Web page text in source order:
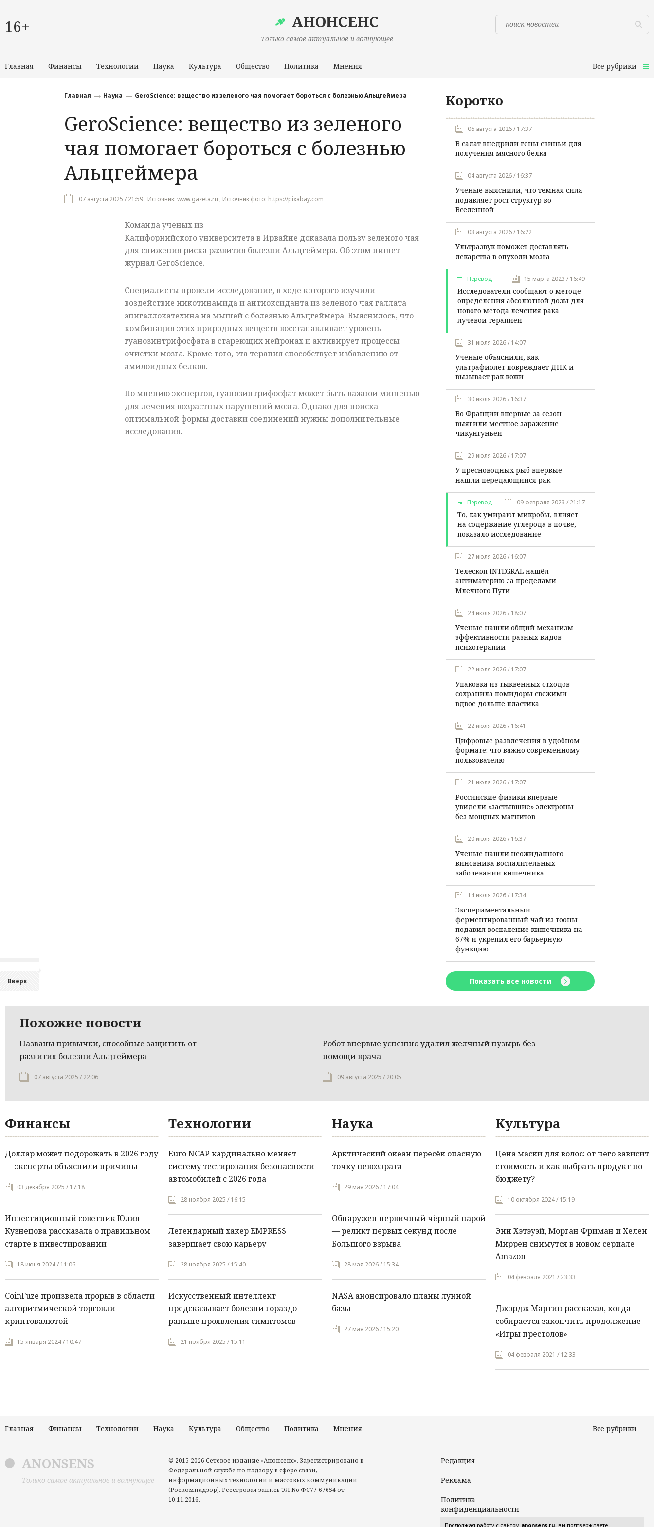
16+ АНОНСЕНС
Только самое актуальное и волнующее
Главная Финансы Технологии Наука Культура Общество Политика Мнения Все рубрики
Происшествия
Вверх
Главная Наука GeroScience: вещество из зеленого чая помогает бороться с болезнью Альцгеймера
GeroScience: вещество из зеленого
чая помогает бороться с болезнью
Альцгеймера
07 августа 2025 / 21:59 , Источник: www.gazeta.ru , Источник фото: https://pixabay.com
Команда ученых из
Калифорнийского университета в Ирвайне доказала пользу зеленого чая
для снижения риска развития болезни Альцгеймера. Об этом пишет
журнал GeroScience.
Специалисты провели исследование, в ходе которого изучили
воздействие никотинамида и антиоксиданта из зеленого чая галлата
эпигаллокатехина на мышей с болезнью Альцгеймера. Выяснилось, что
комбинация этих природных веществ восстанавливает уровень
гуанозинтрифосфата в стареющих нейронах и активирует процессы
очистки мозга. Кроме того, эта терапия способствует избавлению от
амилоидных белков.
По мнению экспертов, гуанозинтрифосфат может быть важной мишенью
для лечения возрастных нарушений мозга. Однако для поиска
оптимальной формы доставки соединений нужны дополнительные
исследования.
Коротко
06 августа 2026 / 17:37
В салат внедрили гены свиньи для
получения мясного белка
04 августа 2026 / 16:37
Ученые выяснили, что темная сила
подавляет рост структур во
Вселенной
03 августа 2026 / 16:22
Ультразвук поможет доставлять
лекарства в опухоли мозга
Перевод 15 марта 2023 / 16:49
Исследователи сообщают о методе
определения абсолютной дозы для
нового метода лечения рака
лучевой терапией
31 июля 2026 / 14:07
Ученые объяснили, как
ультрафиолет повреждает ДНК и
вызывает рак кожи
30 июля 2026 / 16:37
Во Франции впервые за сезон
выявили местное заражение
чикунгуньей
29 июля 2026 / 17:07
У пресноводных рыб впервые
нашли передающийся рак
Перевод 09 февраля 2023 / 21:17
То, как умирают микробы, влияет
на содержание углерода в почве,
показало исследование
27 июля 2026 / 16:07
Телескоп INTEGRAL нашёл
антиматерию за пределами
Млечного Пути
24 июля 2026 / 18:07
Ученые нашли общий механизм
эффективности разных видов
психотерапии
22 июля 2026 / 17:07
Упаковка из тыквенных отходов
сохранила помидоры свежими
вдвое дольше пластика
22 июля 2026 / 16:41
Цифровые развлечения в удобном
формате: что важно современному
пользователю
21 июля 2026 / 17:07
Российские физики впервые
увидели «застывшие» электроны
без мощных магнитов
20 июля 2026 / 16:37
Ученые нашли неожиданного
виновника воспалительных
заболеваний кишечника
14 июля 2026 / 17:34
Экспериментальный
ферментированный чай из тооны
подавил воспаление кишечника на
67% и укрепил его барьерную
функцию
Показать все новости
Похожие новости
Названы привычки, способные защитить от
развития болезни Альцгеймера
07 августа 2025 / 22:06
Робот впервые успешно удалил желчный пузырь без
помощи врача
09 августа 2025 / 20:05
Финансы
Доллар может подорожать в 2026 году
— эксперты объяснили причины
03 декабря 2025 / 17:18
Инвестиционный советник Юлия
Кузнецова рассказала о правильном
старте в инвестировании
18 июня 2024 / 11:06
CoinFuze произвела прорыв в области
алгоритмической торговли
криптовалютой
15 января 2024 / 10:47
Технологии
Euro NCAP кардинально меняет
систему тестирования безопасности
автомобилей с 2026 года
28 ноября 2025 / 16:15
Легендарный хакер EMPRESS
завершает свою карьеру
28 ноября 2025 / 15:40
Искусственный интеллект
предсказывает болезни гораздо
раньше проявления симптомов
21 ноября 2025 / 15:11
Наука
Арктический океан пересёк опасную
точку невозврата
29 мая 2026 / 17:04
Обнаружен первичный чёрный нарой
— реликт первых секунд после
Большого взрыва
28 мая 2026 / 15:34
NASA анонсировало планы лунной
базы
27 мая 2026 / 15:20
Культура
Цена маски для волос: от чего зависит
стоимость и как выбрать продукт по
бюджету?
10 октября 2024 / 15:19
Энн Хэтэуэй, Морган Фриман и Хелен
Миррен снимутся в новом сериале
Amazon
04 февраля 2021 / 23:33
Джордж Мартин рассказал, когда
собирается закончить продолжение
«Игры престолов»
04 февраля 2021 / 12:33
Главная Финансы Технологии Наука Культура Общество Политика Мнения Все рубрики
ANONSENS
Только самое актуальное и волнующее
© 2015-2026 Сетевое издание «Анонсенс». Зарегистрировано в
Федеральной службе по надзору в сфере связи,
информационных технологий и массовых коммуникаций
(Роскомнадзор). Реестровая запись ЭЛ No ФС77-67654 от
10.11.2016.
Редакция
Реклама
Политика
конфиденциальности
Продолжая работу с сайтом anonsens.ru, вы подтверждаете